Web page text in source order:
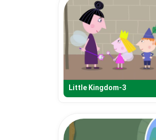
Little Kingdom-3